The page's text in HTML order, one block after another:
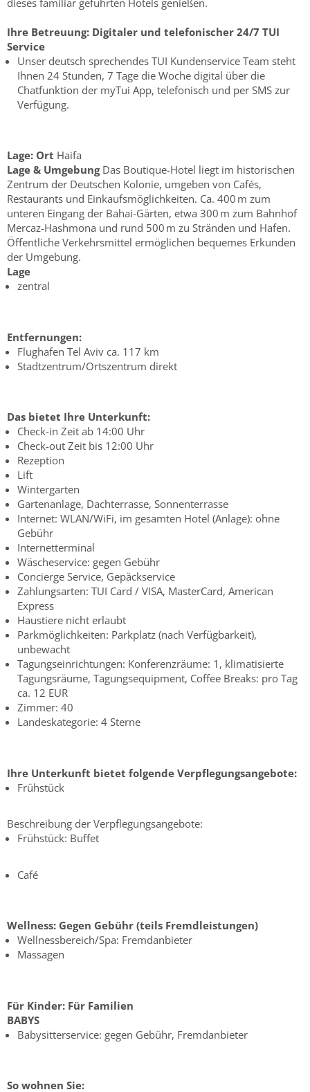
Ihre Betreuung: Digitaler und telefonischer 24/7 TUI
Service
Unser deutsch sprechendes TUI Kundenservice Team steht
Ihnen 24 Stunden, 7 Tage die Woche digital über die
Chatfunktion der myTui App, telefonisch und per SMS zur
Verfügung.
Lage: Ort Haifa
Lage & UmgebungDas Boutique-Hotel liegt im historischen
Zentrum der Deutschen Kolonie, umgeben von Cafés,
Restaurants und Einkaufsmöglichkeiten. Ca. 400 m zum
unteren Eingang der Bahai-Gärten, etwa 300 m zum Bahnhof
Mercaz-Hashmona und rund 500 m zu Stränden und Hafen.
Öffentliche Verkehrsmittel ermöglichen bequemes Erkunden
der Umgebung.
Lage
zentral
Entfernungen:
Flughafen Tel Aviv ca. 117 km
Stadtzentrum/Ortszentrum direkt
Das bietet Ihre Unterkunft:
Check-in Zeit ab 14:00 Uhr
Check-out Zeit bis 12:00 Uhr
Rezeption
Lift
Wintergarten
Gartenanlage, Dachterrasse, Sonnenterrasse
Internet: WLAN/WiFi, im gesamten Hotel (Anlage): ohne
Gebühr
Internetterminal
Wäscheservice: gegen Gebühr
Concierge Service, Gepäckservice
Zahlungsarten: TUI Card / VISA, MasterCard, American
Express
Haustiere nicht erlaubt
Parkmöglichkeiten: Parkplatz (nach Verfügbarkeit),
unbewacht
Tagungseinrichtungen: Konferenzräume: 1, klimatisierte
Tagungsräume, Tagungsequipment, Coffee Breaks: pro Tag
ca. 12 EUR
Zimmer: 40
Landeskategorie: 4 Sterne
Ihre Unterkunft bietet folgende Verpflegungsangebote:
Frühstück
Beschreibung der Verpflegungsangebote:
Frühstück: Buffet
Café
Wellness: Gegen Gebühr (teils Fremdleistungen)
Wellnessbereich/Spa: Fremdanbieter
Massagen
Für Kinder: Für Familien
BABYS
Babysitterservice: gegen Gebühr, Fremdanbieter
So wohnen Sie: